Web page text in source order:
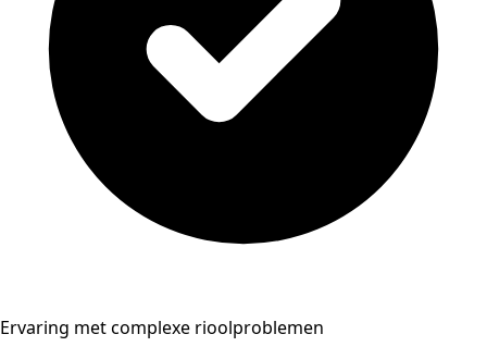
Ervaring met complexe rioolproblemen